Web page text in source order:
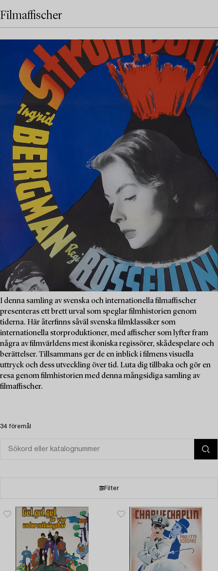
Filmaffischer
I denna samling av svenska och internationella filmaffischer
presenteras ett brett urval som speglar filmhistorien genom
tiderna. Här återfinns såväl svenska filmklassiker som
internationella storproduktioner, med affischer som lyfter fram
några av filmvärldens mest ikoniska regissörer, skådespelare och
berättelser. Tillsammans ger de en inblick i filmens visuella
uttryck och dess utveckling över tid. Luta dig tillbaka och gör en
resa genom filmhistorien med denna mångsidiga samling av
filmaffischer.
34 föremål
Filter